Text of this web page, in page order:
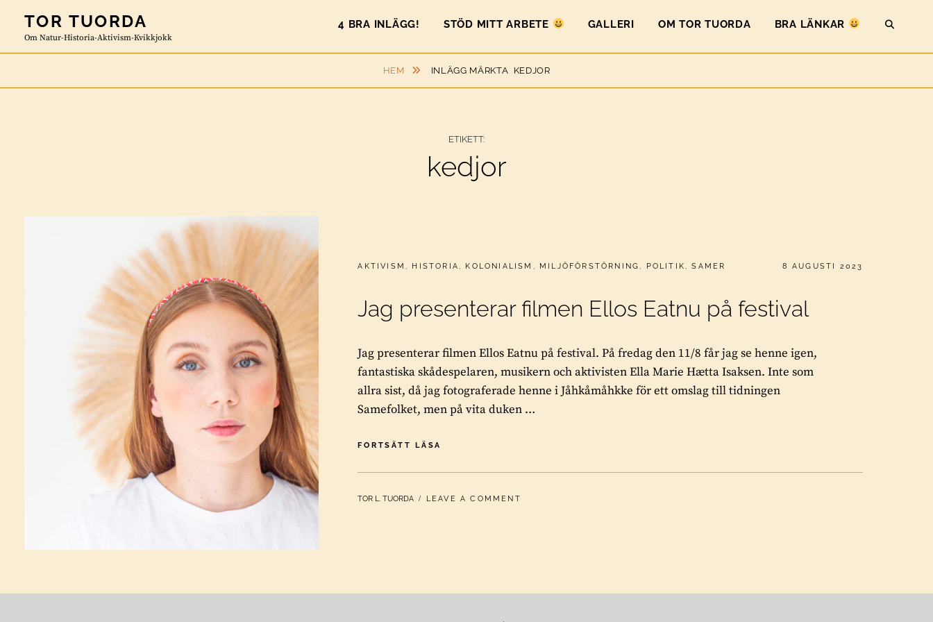
content
TOR TUORDA
Om Natur-Historia-Aktivism-Kvikkjokk
4 BRA INLÄGG! STÖD MITT ARBETE GALLERI OM TOR TUORDA BRA LÄNKAR
HEM INLÄGG MÄRKTA KEDJOR
ETIKETT:
kedjor
CATEGORIES:
AKTIVISM , HISTORIA , KOLONIALISM , MILJÖFÖRSTÖRNING , POLITIK ,SAMER PUBLICERAT
8 AUGUSTI 2023
Jag presenterar filmen Ellos Eatnu på festival
Jag presenterar filmen Ellos Eatnu på festival. På fredag den 11/8 får jag se henne igen,
fantastiska skådespelaren, musikern och aktivisten Ella Marie Hætta Isaksen. Inte som
allra sist, då jag fotograferade henne i Jåhkåmåhkke för ett omslag till tidningen
Samefolket, men på vita duken …
FORTSÄTT LÄSA
FILMEN
EATNU
BY
TOR L. TUORDA LEAVE A COMMENT